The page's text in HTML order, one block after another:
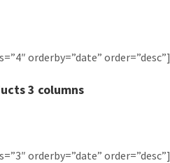
orderby=”date” order=”desc”]
3 columns
orderby=”date” order=”desc”]